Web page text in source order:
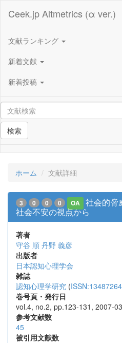
Ceek.jp Altmetrics (α ver.)
文献ランキング
新着文献
新着投稿
検索
ホーム 文献詳細
3 0 0 0 OA
社会的脅
社会不安の視点から
著者
守谷 順 丹野 義彦
出版者
日本認知心理学会
雑誌
認知心理学研究 (ISSN:13487264
巻号頁・発行日
vol.4, no.2, pp.123-131, 2007-
参考文献数
45
被引用文献数